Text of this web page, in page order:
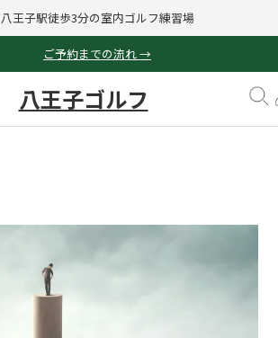
八王子駅徒歩3分の室内ゴルフ練習場
ご予約までの流れ →
八王子ゴルフ